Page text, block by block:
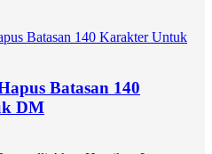
Batasan 140
DM